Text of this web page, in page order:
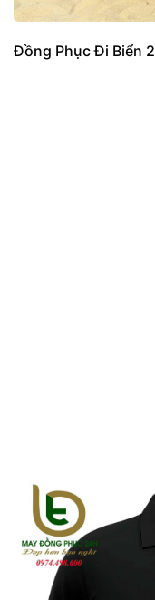
Đồng Phục Đi Biển 2